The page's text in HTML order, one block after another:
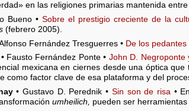
en las religiones primarias mantenida
Bueno •Sobre el prestigio creciente de la
(febrero 2005).
Fernández Tresguerres • De los pedantes
• Fausto Fernández Ponte • John D. Negroponte
mexicana en ciernes desde una óptica
como factor clave de esa plataforma y del
• Gustavo D. Perednik • Sin son de risa•
umheilich, pueden ser